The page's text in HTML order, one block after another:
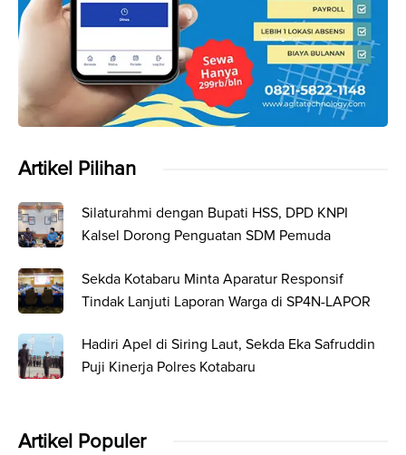
Artikel Pilihan
Silaturahmi dengan Bupati HSS, DPD KNPI
Kalsel Dorong Penguatan SDM Pemuda
Sekda Kotabaru Minta Aparatur Responsif
Tindak Lanjuti Laporan Warga di SP4N-LAPOR
Hadiri Apel di Siring Laut, Sekda Eka Safruddin
Puji Kinerja Polres Kotabaru
Artikel Populer